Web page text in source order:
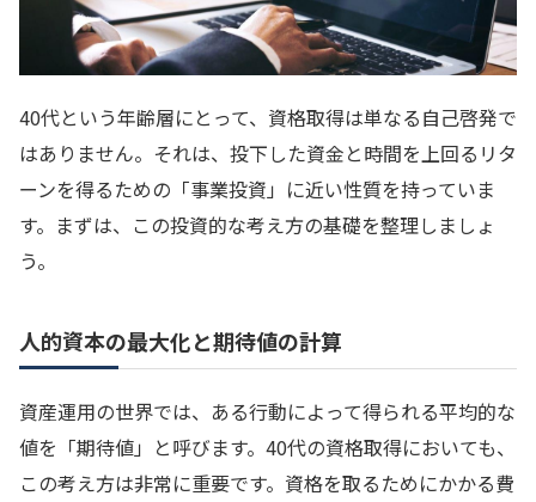
40代という年齢層にとって、資格取得は単なる自己啓発で
はありません。それは、投下した資金と時間を上回るリタ
ーンを得るための「事業投資」に近い性質を持っていま
す。まずは、この投資的な考え方の基礎を整理しましょ
う。
人的資本の最大化と期待値の計算
資産運用の世界では、ある行動によって得られる平均的な
値を「期待値」と呼びます。40代の資格取得においても、
この考え方は非常に重要です。資格を取るためにかかる費